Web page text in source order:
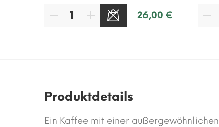
26,00 €
Produktdetails
Ein Kaffee mit einer außergewöhnlichen